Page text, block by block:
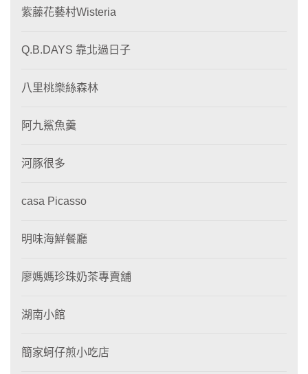
紫藤花藝村Wisteria
Q.B.DAYS 靠北過日子
八里桃樂絲森林
阿九鯊魚羹
河豚很多
casa Picasso
明味海鮮餐廳
廖媽媽珍珠奶茶專賣舖
湖南小館
簡家蚵仔煎小吃店